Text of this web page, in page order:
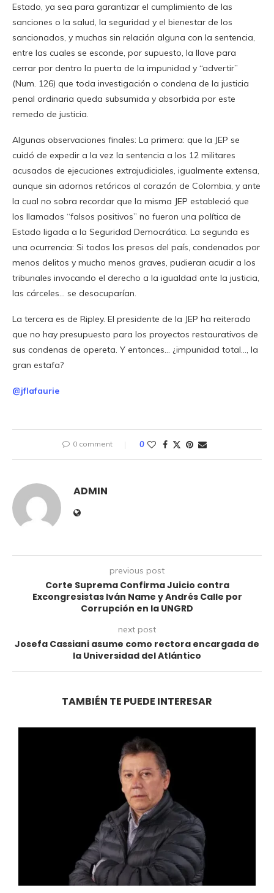
Estado, ya sea para garantizar el cumplimiento de las
sanciones o la salud, la seguridad y el bienestar de los
sancionados, y muchas sin relación alguna con la sentencia,
entre las cuales se esconde, por supuesto, la llave para
cerrar por dentro la puerta de la impunidad y “advertir”
(Num. 126) que toda investigación o condena de la justicia
penal ordinaria queda subsumida y absorbida por este
remedo de justicia.
Algunas observaciones finales: La primera: que la JEP se
cuidó de expedir a la vez la sentencia a los 12 militares
acusados de ejecuciones extrajudiciales, igualmente extensa,
aunque sin adornos retóricos al corazón de Colombia, y ante
la cual no sobra recordar que la misma JEP estableció que
los llamados “falsos positivos” no fueron una política de
Estado ligada a la Seguridad Democrática. La segunda es
una ocurrencia: Si todos los presos del país, condenados por
menos delitos y mucho menos graves, pudieran acudir a los
tribunales invocando el derecho a la igualdad ante la justicia,
las cárceles… se desocuparían.
La tercera es de Ripley. El presidente de la JEP ha reiterado
que no hay presupuesto para los proyectos restaurativos de
sus condenas de opereta. Y entonces… ¿impunidad total…, la
gran estafa?
@jflafaurie
0 comment 0
ADMIN
previous post
Corte Suprema Confirma Juicio contra
Excongresistas Iván Name y Andrés Calle por
Corrupción en la UNGRD
next post
Josefa Cassiani asume como rectora encargada de
la Universidad del Atlántico
TAMBIÉN TE PUEDE INTERESAR